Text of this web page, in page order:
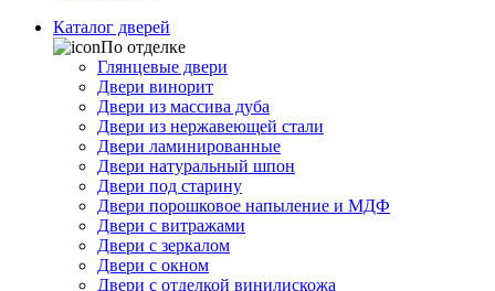
Каталог дверей
По отделке
Глянцевые двери
Двери винорит
Двери из массива дуба
Двери из нержавеющей стали
Двери ламинированные
Двери натуральный шпон
Двери под старину
Двери порошковое напыление и МДФ
Двери с витражами
Двери с зеркалом
Двери с окном
Двери с отделкой винилискожа